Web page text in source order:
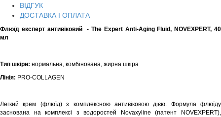
ВІДГУК
ДОСТАВКА І ОПЛАТА
Флюїд експерт антивіковий - The Expert Anti-Aging Fluid, NOVEXPERT, 40
мл
Тип шкіри: нормальна, комбінована, жирна шкіра
Лінія: PRO-COLLAGEN
Легкий крем (флюїд) з комплексною антивіковою дією. Формула флюїду
заснована на комплексі з водоростей Novaxyline (патент NOVEXPERT),